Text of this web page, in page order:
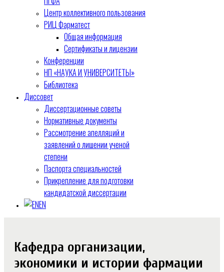
Центр коллективного пользования
РИЦ Фарматест
Общая информация
Сертификаты и лицензии
Конференции
НП «НАУКА И УНИВЕРСИТЕТЫ»
Библиотека
Диссовет
Диссертационные советы
Нормативные документы
Рассмотрение апелляций и
заявлений о лишении ученой
степени
Паспорта специальностей
Прикрепление для подготовки
кандидатской диссертации
EN
Кафедра организации,
экономики и истории фармации